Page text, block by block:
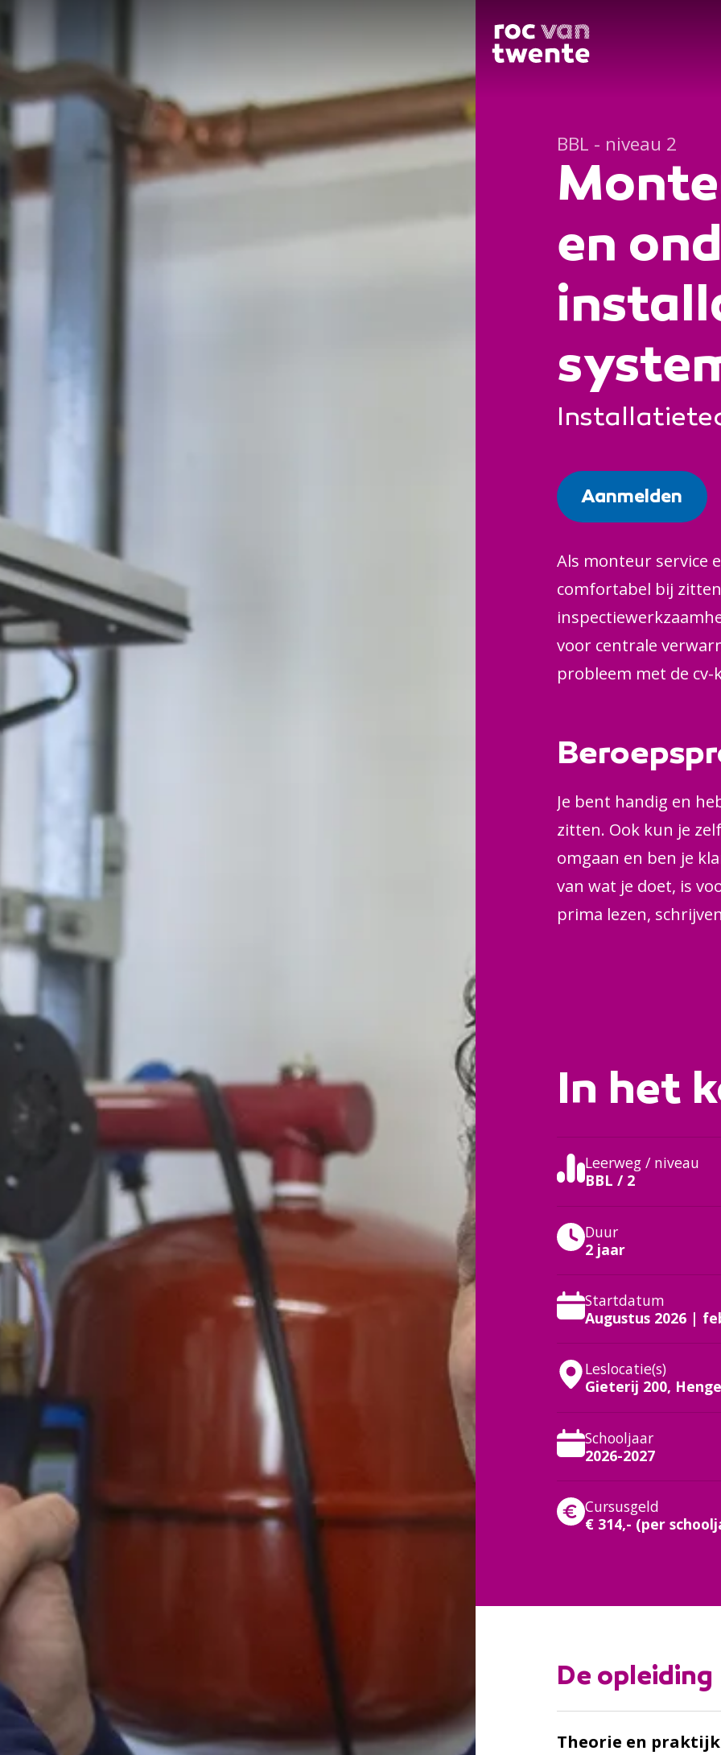
Ga direct naar:
BBL - niveau 2
en
Aanmelden
Als monteur service
comfortabel bij
voor centrale
probleem met de cv-
veel contact met
telkens anders uit.
Je bent handig en
zitten. Ook kun je
omgaan en ben je
van wat je doet, is
prima lezen,
In het
Leerweg / niveau
BBL / 2
Duur
2 jaar
Startdatum
Augustus 2026 |
Leslocatie(s)
Gieterij 200,
Schooljaar
2026-2027
Cursusgeld
€ 314,- (per
De opleiding
Theorie en praktijk